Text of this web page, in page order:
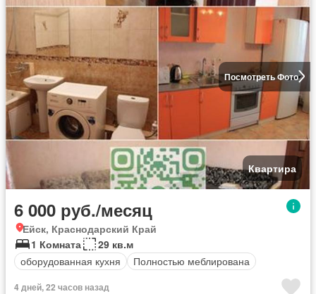
Посмотреть Фото
Квартира
6 000 руб./месяц
Ейск, Краснодарский Край
1 Комната
29 кв.м
оборудованная кухня
Полностью меблирована
4 дней, 22 часов назад